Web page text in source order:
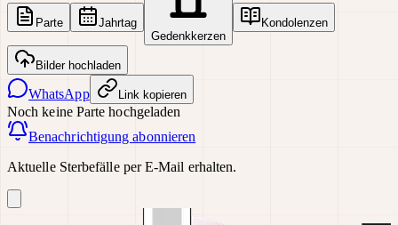
Parte
Jahrtag
Gedenkkerzen
Kondolenzen
Bilder hochladen
WhatsApp Link kopieren
Noch keine Parte hochgeladen
Benachrichtigung abonnieren
Aktuelle Sterbefälle per E-Mail erhalten.